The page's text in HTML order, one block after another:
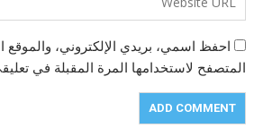
احفظ اسمي، بريدي الإلكتروني، والموقع
المتصفح لاستخدامها المرة المقبلة في